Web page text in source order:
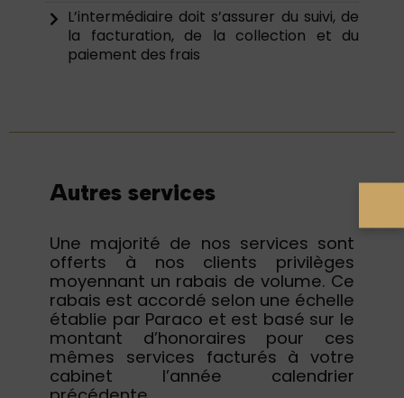
L’intermédiaire doit s’assurer du suivi, de
la facturation, de la collection et du
paiement des frais
Autres services
Une majorité de nos services sont
offerts à nos clients privilèges
moyennant un rabais de volume. Ce
rabais est accordé selon une échelle
établie par Paraco et est basé sur le
montant d’honoraires pour ces
mêmes services facturés à votre
cabinet l’année calendrier